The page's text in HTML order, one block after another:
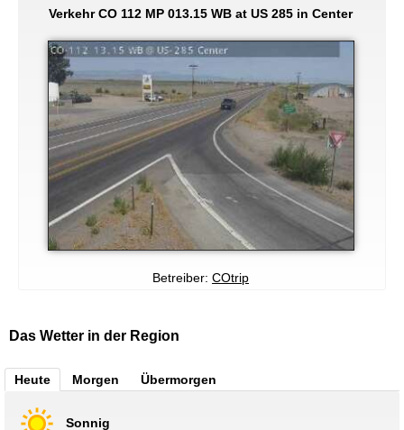
Verkehr CO 112 MP 013.15 WB at US 285 in Center
Betreiber: COtrip
Das Wetter in der Region
Heute Morgen Übermorgen
Sonnig